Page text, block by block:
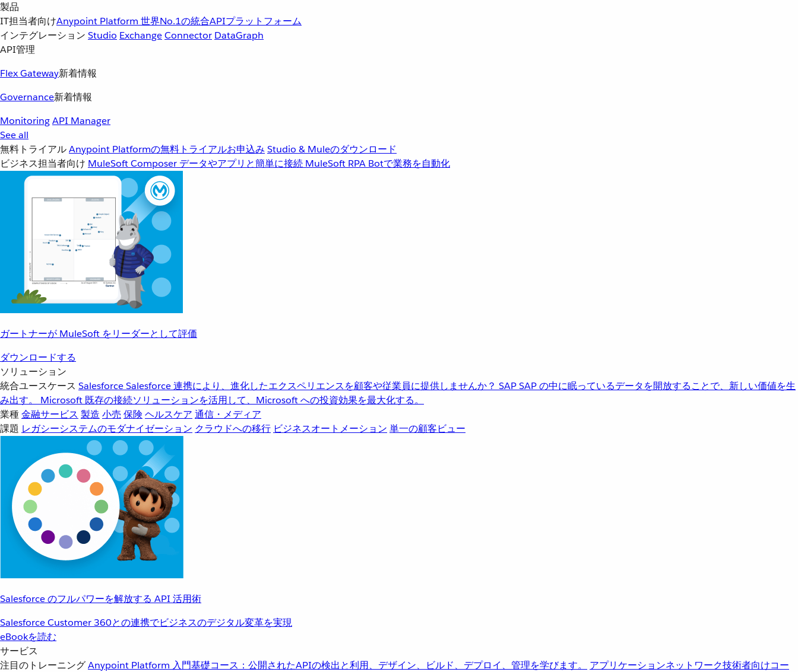
製品
IT担当者向けAnypoint Platform 世界No.1の統合APIプラットフォーム
インテグレーション Studio ExchangeConnector DataGraph
API管理
Flex Gateway新着情報
Governance新着情報
MonitoringAPI Manager
See all
無料トライアルAnypoint Platformの無料トライアルお申込み Studio & Muleのダウンロード
ビジネス担当者向け MuleSoft Composer データやアプリと簡単に接続 MuleSoft RPA Botで業務を自動化
ガートナーが MuleSoft をリーダーとして評価
ダウンロードする
ソリューション
統合ユースケース SalesforceSalesforce 連携により、進化したエクスペリエンスを顧客や従業員に提供しませんか？ SAPSAP の中に眠っているデータを開放することで、新しい価値を生
み出す。
Microsoft 既存の接続ソリューションを活用して、Microsoft への投資効果を最大化する。
業種金融サービス 製造 小売 保険 ヘルスケア 通信・メディア
課題 レガシーシステムのモダナイゼーション クラウドへの移行 ビジネスオートメーション 単一の顧客ビュー
Salesforce のフルパワーを解放する API 活用術
Salesforce Customer 360との連携でビジネスのデジタル変革を実現
eBookを読む
サービス
注目のトレーニングAnypoint Platform 入門基礎コース：公開されたAPIの検出と利用、デザイン、ビルド、デプロイ、管理を学びます。 アプリケーションネットワーク技術者向けコー